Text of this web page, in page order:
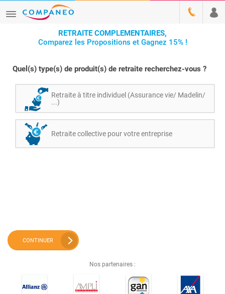
RETRAITE COMPLEMENTAIRES,
Comparez les Propositions et Gagnez 15% !
Quel(s) type(s) de produit(s) de retraite recherchez-vous ?
Retraite à titre individuel (Assurance vie/ Madelin/
...)
Retraite collective pour votre entreprise
CONTINUER
Nos partenaires :